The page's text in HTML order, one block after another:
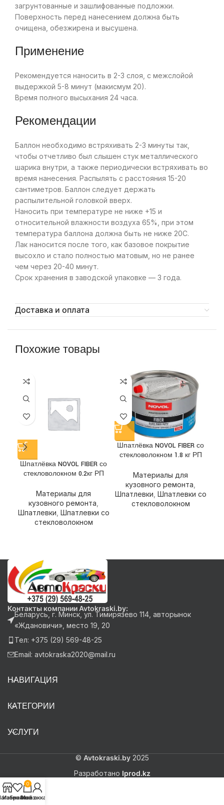
загрунтованные и зашлифованные подложки.
Поверхность перед нанесением должна быть
очищена, обезжирена и высушена.
Применение
Рекомендуется наносить в 2-3 слоя, с межслойой
выдержкой 5-8 минут (макисмум 20).
Время полного высыхания 24 часа.
Рекомендации
Баллон необходимо встряхивать 2-3 минуты так,
чтобы отчетливо был слышен стук металлического
шарика внутри, а также периодически встряхивать во
время нанесения. Распылять с расстояния 15-20
сантиметров. Баллон следует держать
распылительной головкой вверх.
Наносить при температуре не ниже +15 и
относительной влажности воздуха 65%, при этом
температура баллона должна быть не ниже 20С.
Лак наносится после того, как базовое покрытие
высохло и стало полностью матовым, но не ранее
чем через 20-40 минут.
Срок хранения в заводской упаковке — 3 года.
Доставка и оплата
Похожие товары
Шпатлёвка NOVOL FIBER со
стекловолокном 0.2кг РП
Материалы для
кузовного ремонта
Шпатлевки Шпатлевки со
стекловолокном
Шпатлёвка NOVOL FIBER со
стекловолокном 1.8 кг РП
Материалы для
кузовного ремонта
Шпатлевки Шпатлевки со
стекловолокном
Контакты компании Avtokraski.by:
Беларусь, г. Минск, ул. Тимирязево 114, авторынок
«Ждановичи», место 19, 20
Тел: +375 (29) 569-48-25
Email: avtokraska2020@mail.ru
НАВИГАЦИЯ
КАТЕГОРИИ
УСЛУГИ
© Avtokraski.by2025
Разработано Iprod.kz
Избранное
0
Заказ
Мой аккаунт